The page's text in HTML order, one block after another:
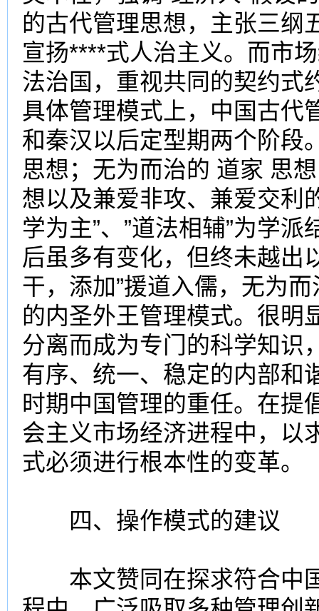
的古代管理思想，主张三纲
宣扬****式人治主义。而市
法治国，重视共同的契约式
具体管理模式上，中国古代
和秦汉以后定型期两个阶段
思想；无为而治的 道家 思
想以及兼爱非攻、兼爱交利
学为主”、”道法相辅”为学
后虽多有变化，但终未越出
干，添加”援道入儒，无为
的内圣外王管理模式。很明
分离而成为专门的科学知识
有序、统一、稳定的内部和
时期中国管理的重任。在提
会主义市场经济进程中，以
式必须进行根本性的变革。
四、操作模式的建议
本文赞同在探求符合中